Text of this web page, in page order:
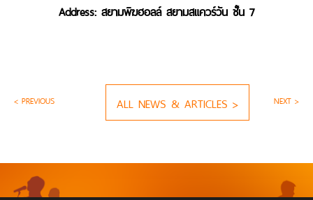
Address: สยามพิฆฮอลล์ สยามสแควร์วัน ชั้น 7
< PREVIOUS NEXT >
ALL NEWS & ARTICLES >